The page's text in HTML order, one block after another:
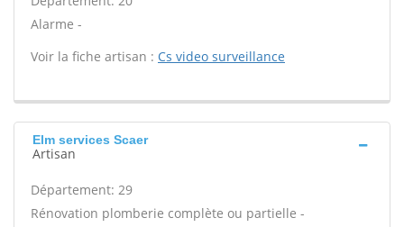
Alarme -
Voir la fiche artisan : Cs video surveillance
Elm services Scaer
Artisan
Département: 29
Rénovation plomberie complète ou partielle -